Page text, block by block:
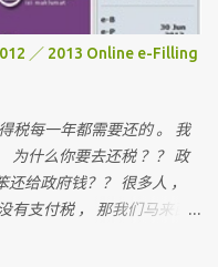
／ 2013 Online e-Filling
税每一年都需要还的 。 我
为什么你要去还税 ？？ 政
给政府钱？？ 很多人 ，
支付税 ， 那我们马来西